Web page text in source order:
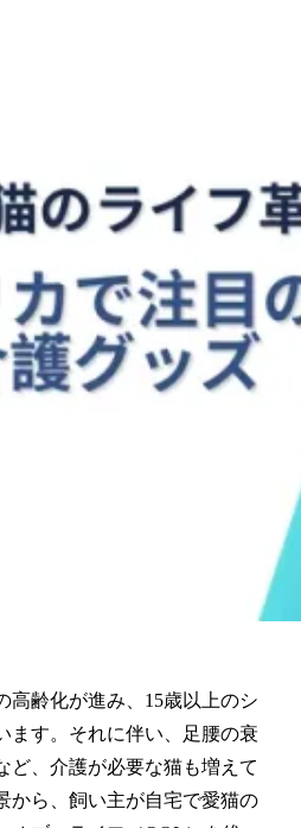
高齢化が進み、15歳以上のシ
ます。それに伴い、足腰の衰
ど、介護が必要な猫も増えて
から、飼い主が自宅で愛猫の